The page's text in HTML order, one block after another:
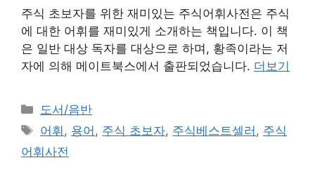
주식 초보자를 위한 재미있는 주식어휘사전은 주식
에 대한 어휘를 재미있게 소개하는 책입니다. 이 책
은 일반 대상 독자를 대상으로 하며, 황족이라는 저
자에 의해 메이트북스에서 출판되었습니다. 더보기
카
테
고
리
도서/음반
태
그
어휘 , 용어 , 주식 초보자, 주식베스트셀러 , 주식
어휘사전